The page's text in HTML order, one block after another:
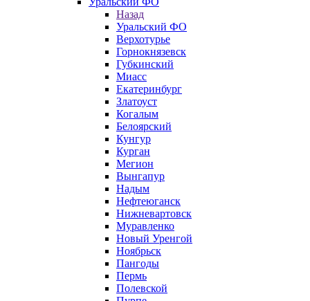
Назад
Уральский ФО
Верхотурье
Горнокнязевск
Губкинский
Миасс
Екатеринбург
Златоуст
Когалым
Белоярский
Кунгур
Курган
Мегион
Вынгапур
Надым
Нефтеюганск
Нижневартовск
Муравленко
Новый Уренгой
Ноябрьск
Пангоды
Пермь
Полевской